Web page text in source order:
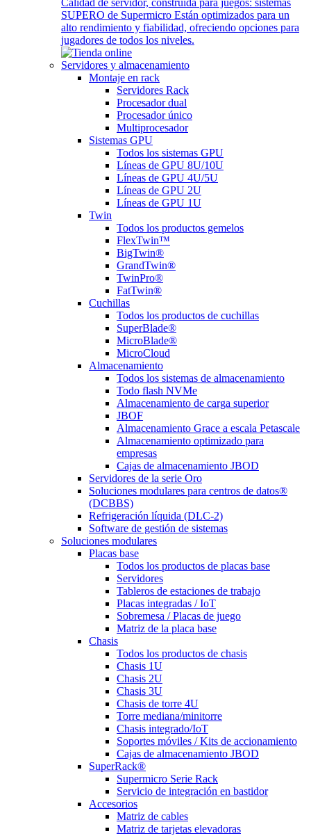
Calidad de servidor, construida para juegos: sistemas
SUPERO de Supermicro Están optimizados para un
alto rendimiento y fiabilidad, ofreciendo opciones para
jugadores de todos los niveles.
Servidores y almacenamiento
Montaje en rack
Servidores Rack
Procesador dual
Procesador único
Multiprocesador
Sistemas GPU
Todos los sistemas GPU
Líneas de GPU 8U/10U
Líneas de GPU 4U/5U
Líneas de GPU 2U
Líneas de GPU 1U
Twin
Todos los productos gemelos
FlexTwin™
BigTwin®
GrandTwin®
TwinPro®
FatTwin®
Cuchillas
Todos los productos de cuchillas
SuperBlade®
MicroBlade®
MicroCloud
Almacenamiento
Todos los sistemas de almacenamiento
Todo flash NVMe
Almacenamiento de carga superior
JBOF
Almacenamiento Grace a escala Petascale
Almacenamiento optimizado para
empresas
Cajas de almacenamiento JBOD
Servidores de la serie Oro
Soluciones modulares para centros de datos®
(DCBBS)
Refrigeración líquida (DLC-2)
Software de gestión de sistemas
Soluciones modulares
Placas base
Todos los productos de placas base
Servidores
Tableros de estaciones de trabajo
Placas integradas / IoT
Sobremesa / Placas de juego
Matriz de la placa base
Chasis
Todos los productos de chasis
Chasis 1U
Chasis 2U
Chasis 3U
Chasis de torre 4U
Torre mediana/minitorre
Chasis integrado/IoT
Soportes móviles / Kits de accionamiento
Cajas de almacenamiento JBOD
SuperRack®
Supermicro Serie Rack
Servicio de integración en bastidor
Accesorios
Matriz de cables
Matriz de tarjetas elevadoras